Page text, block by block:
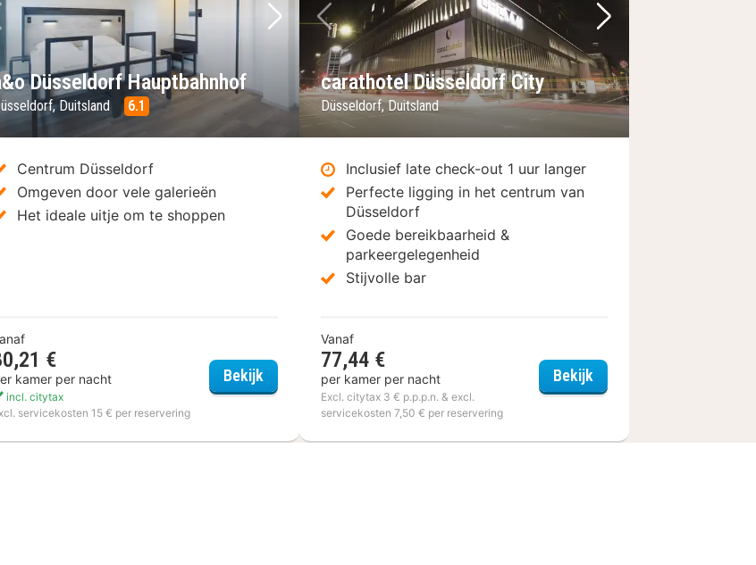
foto
Düsseldorf City Centre Königsallee
Vorige foto
Volgende foto
Düsseldorf Hauptbahnhof
Duitsland 6.1
Centrum Düsseldorf
Omgeven door vele galerieën
Het ideale uitje om te shoppen
€
kamer per nacht
incl. citytax
servicekosten 15 € per reservering
Bekijk a&o Düsseldorf Hauptbahnhof
Vorige foto
Volgende foto
carathotel Düsseldorf City
Düsseldorf, Duitsland
Inclusief late check-out 1 uur langer
Perfecte ligging in het centrum van
Düsseldorf
Goede bereikbaarheid &
parkeergelegenheid
Stijvolle bar
Vanaf
77,44 €
per kamer per nacht
Excl. citytax 3 € p.p.p.n. & excl.
servicekosten 7,50 € per reservering
Bekijkcarathotel Düsseldorf